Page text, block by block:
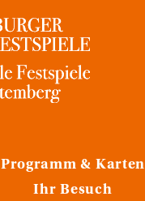
Programm & Karten
Ihr Besuch